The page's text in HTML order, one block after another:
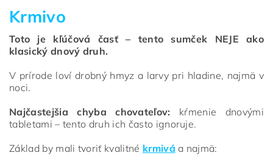
Krmivo
Toto je kľúčová časť – tento sumček NEJE ako
klasický dnový druh.
V prírode loví drobný hmyz a larvy pri hladine, najmä v
noci.
Najčastejšia chyba chovateľov: kŕmenie dnovými
tabletami – tento druh ich často ignoruje.
Základ by mali tvoriť kvalitné krmivá a najmä: